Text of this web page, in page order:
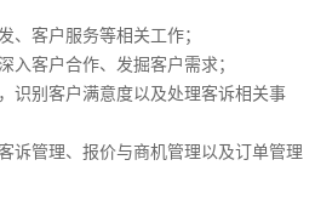
、客户服务等相关工作；
入客户合作、发掘客户需求；
识别客户满意度以及处理客诉相关事
诉管理、报价与商机管理以及订单管理